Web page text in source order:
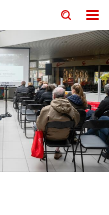
Toggle
search
input
form
Toggle
search
input